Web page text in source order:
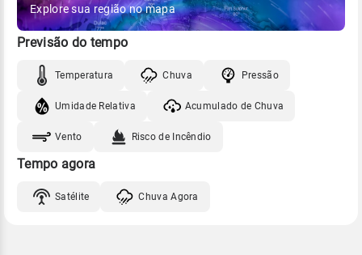
Explore sua região no mapa
Previsão do tempo
Temperatura Chuva Pressão
Umidade Relativa Acumulado de Chuva
Vento Risco de Incêndio
Tempo agora
Satélite Chuva Agora